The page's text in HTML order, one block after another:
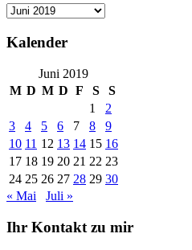
Archiv
Kalender
Juni 2019
M D M D F S
S
1
2
3
4 5 6 7 8
9
10 11 12 13 14 15 16
17 18 19 20 21 22 23
24 25 26 27 28 29 30
« Mai
Juli »
Ihr Kontakt zu mir